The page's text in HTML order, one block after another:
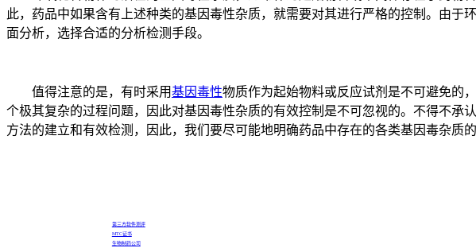
此，药品中如果含有上述种类的基因毒性杂质，就需要对其进行严格的控制。由
面分析，选择合适的分析检测手段。
值得注意的是，有时采用基因毒性物质作为起始物料或反应试剂是不可避免的
个极其复杂的过程问题，因此对基因毒性杂质的有效控制是不可忽视的。不得不
方法的建立和有效检测，因此，我们要尽可能地明确药品中存在的各类基因毒杂质
第三方软件测评
MTC证书
生物制药公司